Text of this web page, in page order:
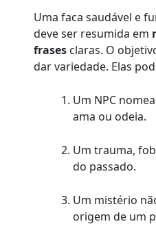
Uma faca saudável e
deve ser resumida em
frases claras. O
dar variedade. Elas
Um NPC
ama ou odeia.
Um trauma,
do passado.
Um mistério
origem de um